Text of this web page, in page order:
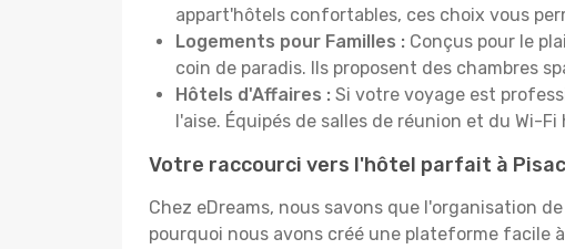
appart'hôtels confortables, ces choix vous
Logements pour Familles : Conçus pour le
coin de paradis. Ils proposent des chambres
Hôtels d'Affaires : Si votre voyage est
l'aise. Équipés de salles de réunion et du Wi-
Votre raccourci vers l'hôtel parfait à Pisac
Chez eDreams, nous savons que l'organisation
pourquoi nous avons créé une plateforme facile